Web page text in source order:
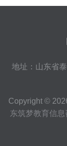
地址：山东省
Copyright ©
东筑梦教育信息